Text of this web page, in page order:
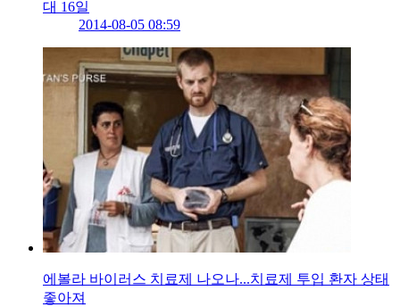
대 16일
2014-08-05 08:59
에볼라 바이러스 치료제 나오나...치료제 투입 환자 상태
좋아져